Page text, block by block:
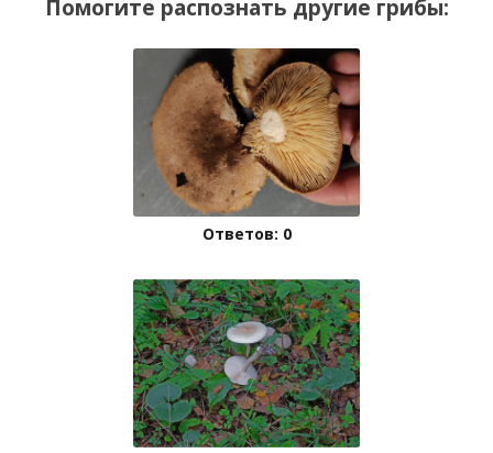
Помогите распознать другие грибы:
Ответов: 0